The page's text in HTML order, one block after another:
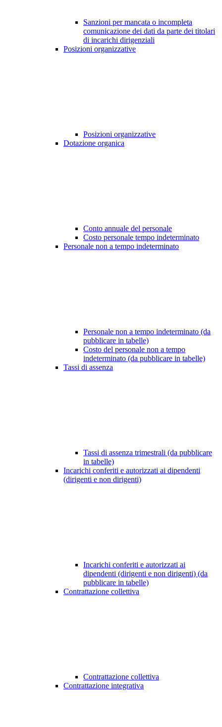
Sanzioni per mancata o incompleta
comunicazione dei dati da parte dei titolari
di incarichi dirigenziali
Posizioni organizzative
Posizioni organizzative
Dotazione organica
Conto annuale del personale
Costo personale tempo indeterminato
Personale non a tempo indeterminato
Personale non a tempo indeterminato (da
pubblicare in tabelle)
Costo del personale non a tempo
indeterminato (da pubblicare in tabelle)
Tassi di assenza
Tassi di assenza trimestrali (da pubblicare
in tabelle)
Incarichi conferiti e autorizzati ai dipendenti
(dirigenti e non dirigenti)
Incarichi conferiti e autorizzati ai
dipendenti (dirigenti e non dirigenti) (da
pubblicare in tabelle)
Contrattazione collettiva
Contrattazione collettiva
Contrattazione integrativa